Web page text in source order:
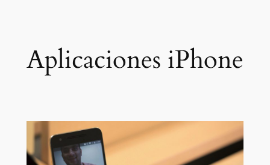
Aplicaciones iPhone